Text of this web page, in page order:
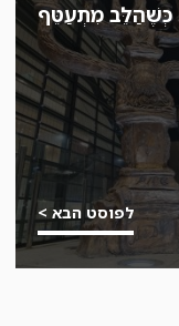
כְּשֶׁהַלֵּב מִתְעַטֵּף
לפוסט הבא >